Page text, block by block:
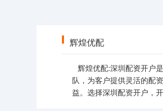
辉煌优配
辉煌优配:深圳配资开户
队，为客户提供灵活的配
益。选择深圳配资开户，